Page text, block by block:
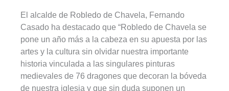
El alcalde de Robledo de Chavela, Fernando
Casado ha destacado que “Robledo de Chavela se
pone un año más a la cabeza en su apuesta por las
artes y la cultura sin olvidar nuestra importante
historia vinculada a las singulares pinturas
medievales de 76 dragones que decoran la bóveda
de nuestra iglesia y que sin duda suponen un